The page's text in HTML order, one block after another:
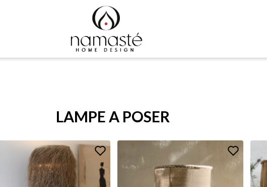
LAMPE A POSER